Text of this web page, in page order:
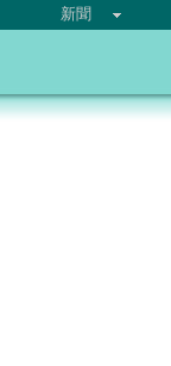
新聞